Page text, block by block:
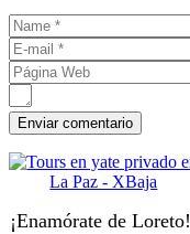
¡Enamórate de Loreto!